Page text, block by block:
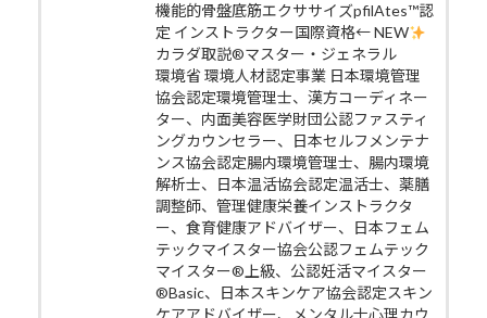
機能的骨盤底筋エクササイズpfilAtes™認
定 インストラクター国際資格← NEW
カラダ取説®マスター・ジェネラル
環境省 環境人材認定事業 日本環境管理
協会認定環境管理士、漢方コーディネー
ター、内面美容医学財団公認ファスティ
ングカウンセラー、日本セルフメンテナ
ンス協会認定腸内環境管理士、腸内環境
解析士、日本温活協会認定温活士、薬膳
調整師、管理健康栄養インストラクタ
ー、食育健康アドバイザー、日本フェム
テックマイスター協会公認フェムテック
マイスター®上級、公認妊活マイスター
®Basic、日本スキンケア協会認定スキン